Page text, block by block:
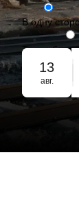
В одну
Туда-
Групповое
13
авг.